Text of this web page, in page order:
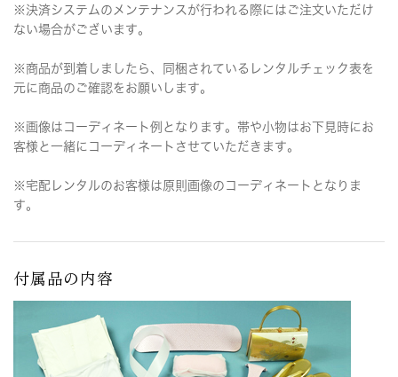
※決済システムのメンテナンスが行われる際にはご注文いただけ
ない場合がございます。
※商品が到着しましたら、同梱されているレンタルチェック表を
元に商品のご確認をお願いします。
※画像はコーディネート例となります。帯や小物はお下見時にお
客様と一緒にコーディネートさせていただきます。
※宅配レンタルのお客様は原則画像のコーディネートとなりま
す。
付属品の内容